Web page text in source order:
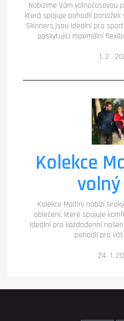
Nabízíme Vám volnočasovou
která spojuje pohodlí ponožek
Skinners jsou ideální pro
poskytující maximální
1. 2 .
Kolekce
Kolekce Malfini nabízí
oblečení, které spojuje
Ideální pro každodenní
pohodlí pro
24. 1.